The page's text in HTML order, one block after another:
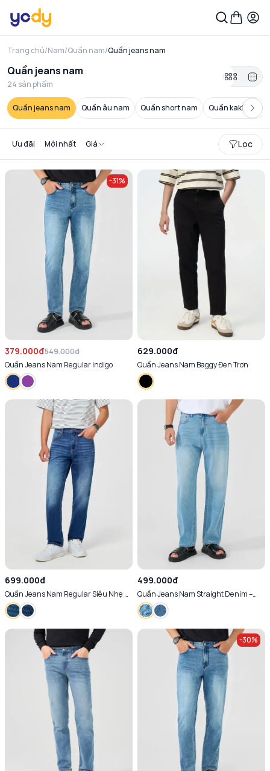
Trang chủ/Nam/Quần nam/Quần jeans nam
Quần jeans nam
24 sản phẩm
Quần jeans nam Quần âu nam Quần short nam Quần kaki nam
Ưu đãi Mới nhất Giá Lọc
-31%
379.000đ549.000đ
Quần Jeans Nam Regular Indigo
629.000đ
Quần Jeans Nam Baggy Đen Trơn
699.000đ
Quần Jeans Nam Regular Siêu Nhẹ Co
Giãn
499.000đ
Quần Jeans Nam Straight Denim –
Urban Indigo
-30%